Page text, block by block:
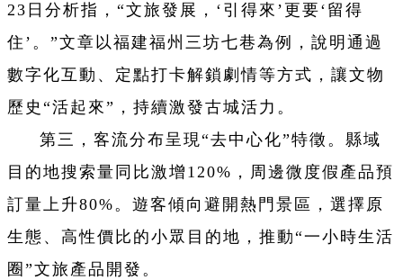
23日分析指，“文旅發展，‘引得來’更要‘留得
住’。”文章以福建福州三坊七巷為例，說明通過
數字化互動、定點打卡解鎖劇情等方式，讓文物
歷史“活起來”，持續激發古城活力。
第三，客流分布呈現“去中心化”特徵。縣域
目的地搜索量同比激增120%，周邊微度假產品預
訂量上升80%。遊客傾向避開熱門景區，選擇原
生態、高性價比的小眾目的地，推動“一小時生活
圈”文旅產品開發。